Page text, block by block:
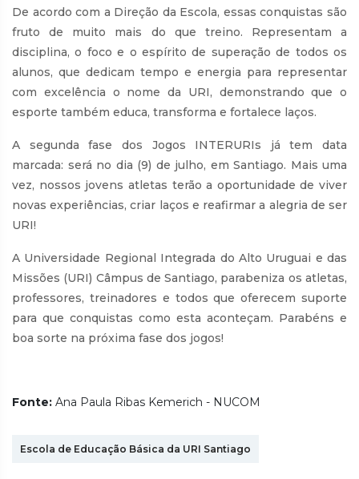
De acordo com a Direção da Escola, essas conquistas são
fruto de muito mais do que treino. Representam a
disciplina, o foco e o espírito de superação de todos os
alunos, que dedicam tempo e energia para representar
com excelência o nome da URI, demonstrando que o
esporte também educa, transforma e fortalece laços.
A segunda fase dos Jogos INTERURIs já tem data
marcada: será no dia (9) de julho, em Santiago. Mais uma
vez, nossos jovens atletas terão a oportunidade de viver
novas experiências, criar laços e reafirmar a alegria de ser
URI!
A Universidade Regional Integrada do Alto Uruguai e das
Missões (URI) Câmpus de Santiago, parabeniza os atletas,
professores, treinadores e todos que oferecem suporte
para que conquistas como esta aconteçam. Parabéns e
boa sorte na próxima fase dos jogos!
Fonte: Ana Paula Ribas Kemerich - NUCOM
Escola de Educação Básica da URI Santiago